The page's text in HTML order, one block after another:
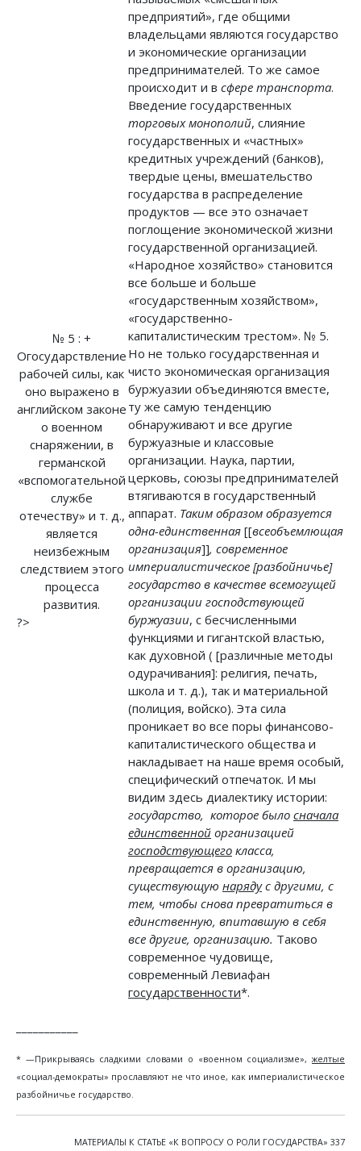
№ 5 : +
Огосударствление
рабочей силы, как
оно выражено в
английском законе
о военном
снаряжении, в
германской
«вспомогательной
службе
отечеству» и т. д.,
является
неизбежным
следствием этого
процесса
развития.
?>
предприятий», где общими
владельцами являются государство
и экономические организации
предпринимателей. То же самое
происходит и в сфере транспорта.
Введение государственных
торговых монополий, слияние
государственных и «частных»
кредитных учреждений (банков),
твердые цены, вмешательство
государства в распределение
продуктов — все это означает
поглощение экономической жизни
государственной организацией.
«Народное хозяйство» становится
все больше и больше
«государственным хозяйством»,
«государственно-
капиталистическим трестом». № 5.
Но не только государственная и
чисто экономическая организация
буржуазии объединяются вместе,
ту же самую тенденцию
обнаруживают и все другие
буржуазные и классовые
организации. Наука, партии,
церковь, союзы предпринимателей
втягиваются в государственный
аппарат. Таким образом образуется
одна-единственная [[всеобъемлющая
организация]], современное
империалистическое [разбойничье]
государство в качестве всемогущей
организации господствующей
буржуазии, с бесчисленными
функциями и гигантской властью,
как духовной ( [различные методы
одурачивания]: религия, печать,
школа и т. д.), так и материальной
(полиция, войско). Эта сила
проникает во все поры финансово-
капиталистического общества и
накладывает на наше время особый,
специфический отпечаток. И мы
видим здесь диалектику истории:
государство, которое было сначала
единственной организацией
господствующего класса,
превращается в организацию,
существующую нарядус другими, с
тем, чтобы снова превратиться в
единственную, впитавшую в себя
все другие, организацию. Таково
современное чудовище,
современный Левиафан
государственности*.
* —Прикрываясь сладкими словами о «военном социализме»,желтые
«социал-демократы» прославляют не что иное, как империалистическое
разбойничье государство.
МАТЕРИАЛЫ К СТАТЬЕ «К ВОПРОСУ О РОЛИ ГОСУДАРСТВА» 337